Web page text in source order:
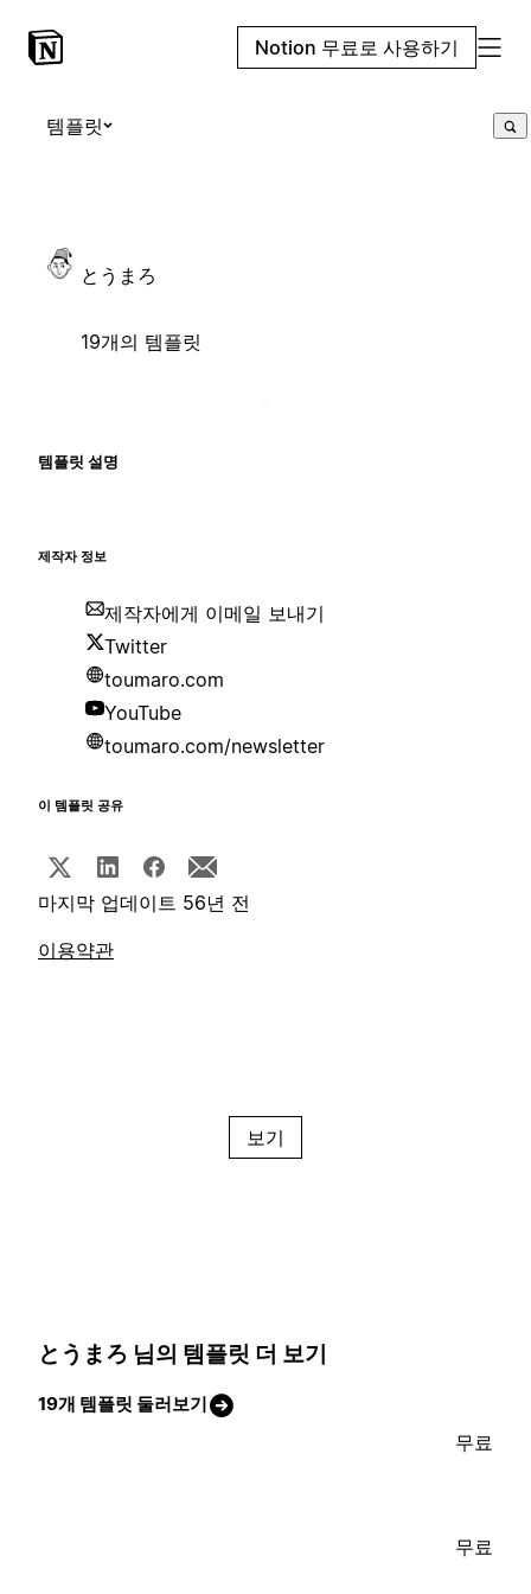
Notion 무료로 사용하기
템플릿
とうまろ
19개의 템플릿
템플릿 설명
제작자 정보
제작자에게 이메일 보내기
Twitter
toumaro.com
YouTube
toumaro.com/newsletter
이 템플릿 공유
마지막 업데이트 56년 전
이용약관
보기
とうまろ 님의 템플릿 더 보기
19개 템플릿 둘러보기
무료
무료